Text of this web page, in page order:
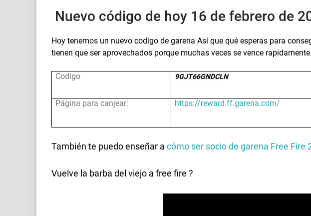
Nuevo código de hoy 16 de febrero de
Hoy tenemos un nuevo codigo de garena Así que qué esperas para
tienen que ser aprovechados porque muchas veces se vence rapidamente.
Codigo 9GJT66GNDCLN
Página para canjear: https://reward.ff.garena.com/
También te puedo enseñar a cómo ser socio de garena Free Fire
Vuelve la barba del viejo a free fire ?